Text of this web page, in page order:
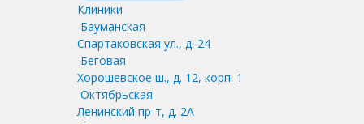
Клиники
Бауманская
Спартаковская ул., д. 24
Беговая
Хорошевское ш., д. 12, корп. 1
Октябрьская
Ленинский пр-т, д. 2А